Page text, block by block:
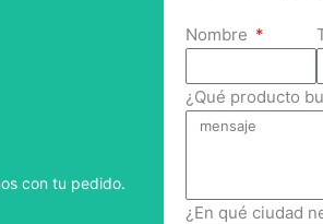
con tu pedido.
Nombre
¿Qué producto
¿En qué ciudad